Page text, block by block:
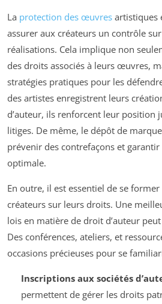
La protection des œuvres artistiques
assurer aux créateurs un contrôle
réalisations. Cela implique non
des droits associés à leurs œuvres,
stratégies pratiques pour les
des artistes enregistrent leurs
d’auteur, ils renforcent leur position
litiges. De même, le dépôt de
prévenir des contrefaçons et
optimale.
En outre, il est essentiel de se
créateurs sur leurs droits. Une
lois en matière de droit d’auteur
Des conférences, ateliers, et
occasions précieuses pour se
Inscriptions aux sociétés
permettent de gérer les droits